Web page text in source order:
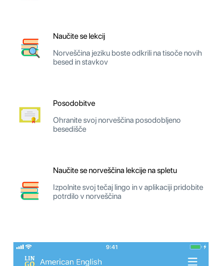
Naučite se lekcij
Norveščina jeziku boste odkrili na tisoče novih
besed in stavkov
Posodobitve
Ohranite svoj norveščina posodobljeno
besedišče
Naučite se norveščina lekcije na spletu
Izpolnite svoj tečaj lingo in v aplikaciji pridobite
potrdilo v norveščina